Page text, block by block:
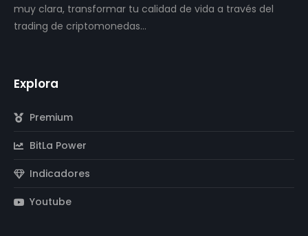
muy clara, transformar tu calidad de vida a través del
trading de criptomonedas…
Explora
Premium
BitLa Power
Indicadores
Youtube